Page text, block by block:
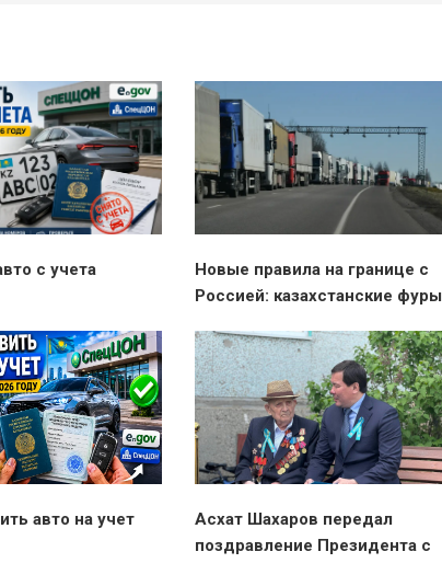
с учета
Новые правила на границе с
Россией: казахстанские фуры
кода
авто на учет
Асхат Шахаров передал
поздравление Президента с